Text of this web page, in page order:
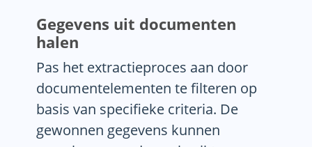
Gegevens uit documenten
halen
Pas het extractieproces aan door
documentelementen te filteren op
basis van specifieke criteria. De
gewonnen gegevens kunnen